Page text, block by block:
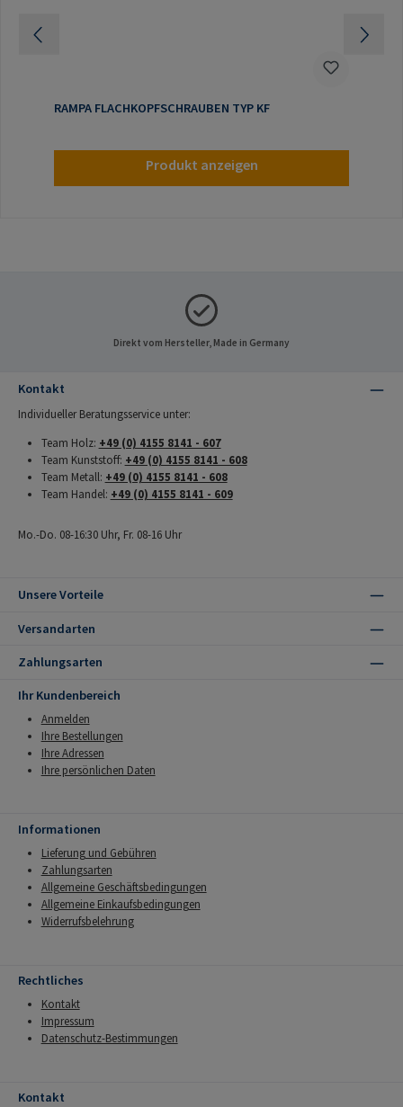
RAMPA FLACHKOPFSCHRAUBEN TYP KF
Produkt anzeigen
Direkt vom Hersteller, Made in Germany
Kontakt
Individueller Beratungsservice unter:
Team Holz: +49 (0) 4155 8141 - 607
Team Kunststoff: +49 (0) 4155 8141 - 608
Team Metall: +49 (0) 4155 8141 - 608
Team Handel: +49 (0) 4155 8141 - 609
Mo.-Do. 08-16:30 Uhr, Fr. 08-16 Uhr
Unsere Vorteile
Versandarten
Zahlungsarten
Ihr Kundenbereich
Anmelden
Ihre Bestellungen
Ihre Adressen
Ihre persönlichen Daten
Informationen
Lieferung und Gebühren
Zahlungsarten
Allgemeine Geschäftsbedingungen
Allgemeine Einkaufsbedingungen
Widerrufsbelehrung
Rechtliches
Kontakt
Impressum
Datenschutz-Bestimmungen
Kontakt